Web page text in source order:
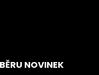
NOVINEK